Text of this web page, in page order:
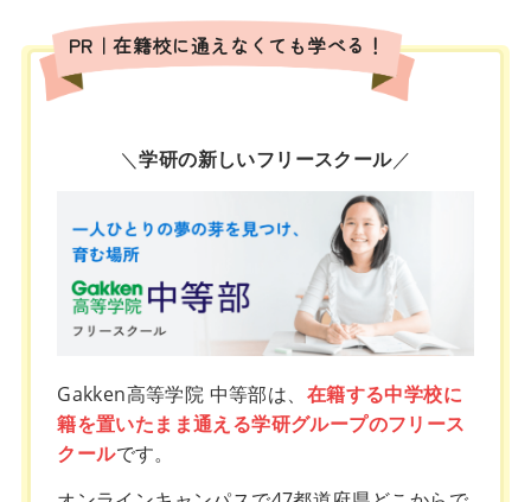
PR｜在籍校に通えなくても学べる！
＼学研の新しいフリースクール／
Gakken高等学院 中等部は、 在籍する中学校に
籍を置いたまま通える学研グループのフリース
クールです。